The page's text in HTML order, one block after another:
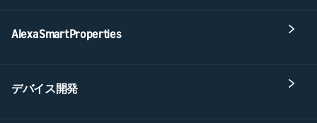
Alexa Smart Properties
デバイス開発